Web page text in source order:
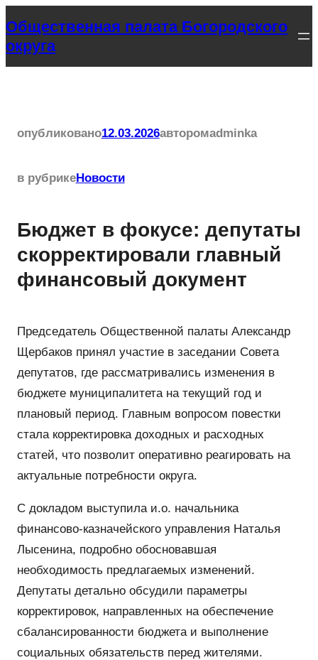
к
содержимому
Общественная палата Богородского
округа
опубликовано12.03.2026авторомadminka
в рубрикеНовости
Бюджет в фокусе: депутаты
скорректировали главный
финансовый документ
Председатель Общественной палаты Александр
Щербаков принял участие в заседании Совета
депутатов, где рассматривались изменения в
бюджете муниципалитета на текущий год и
плановый период. Главным вопросом повестки
стала корректировка доходных и расходных
статей, что позволит оперативно реагировать на
актуальные потребности округа.
С докладом выступила и.о. начальника
финансово-казначейского управления Наталья
Лысенина, подробно обосновавшая
необходимость предлагаемых изменений.
Депутаты детально обсудили параметры
корректировок, направленных на обеспечение
сбалансированности бюджета и выполнение
социальных обязательств перед жителями.